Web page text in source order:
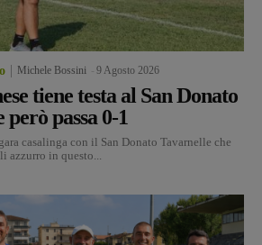
Michele Bossini 9 Agosto 2026
tiene testa al San Donato
passa 0-1
casalinga con il San Donato Tavarnelle che
in questo...